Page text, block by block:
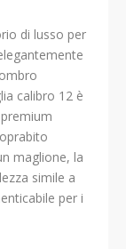
di lusso per
calibro 12 è
maglione, la
simile a
per i